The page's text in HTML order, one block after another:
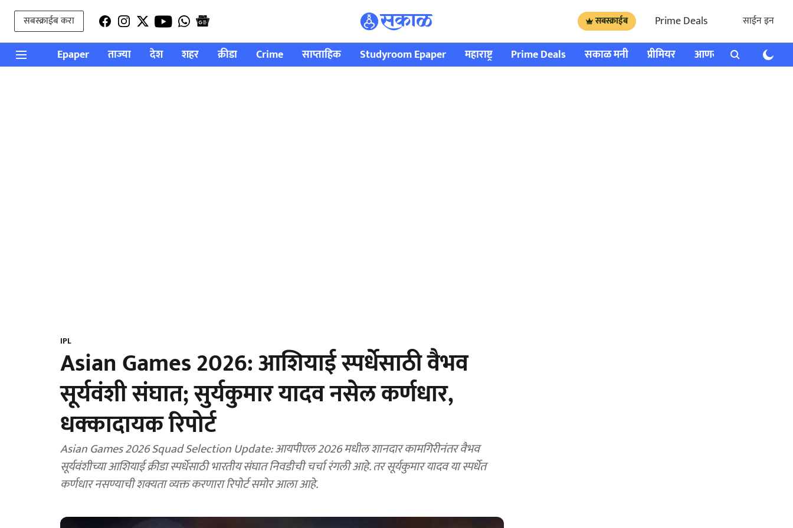
सबस्क्राईब करा सबस्क्राईब Prime Deals साईन इन
Epaper ताज्या देश शहर क्रीडा Crime साप्ताहिक Studyroom Epaper महाराष्ट्र Prime Deals सकाळ मनी प्रीमियर आणखी राशी भविष्य
IPL
Asian Games 2026: आशियाई स्पर्धेसाठी वैभव
सूर्यवंशी संघात; सुर्यकुमार यादव नसेल कर्णधार,
धक्कादायक रिपोर्ट
Asian Games 2026 Squad Selection Update: आयपीएल 2026 मधील शानदार कामगिरीनंतर वैभव
सूर्यवंशीच्या आशियाई क्रीडा स्पर्धेसाठी भारतीय संघात निवडीची चर्चा रंगली आहे. तर सूर्यकुमार यादव या स्पर्धेत
कर्णधार नसण्याची शक्यता व्यक्त करणारा रिपोर्ट समोर आला आहे.